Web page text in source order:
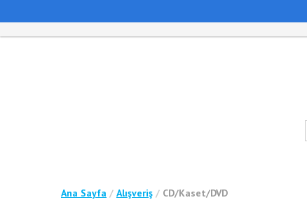
Ana Sayfa / Alışveriş / CD/Kaset/DVD